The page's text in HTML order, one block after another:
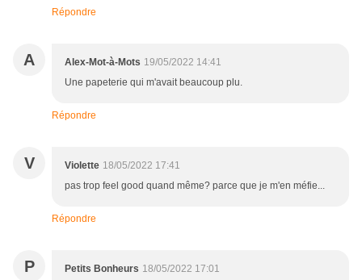
Répondre
A Alex-Mot-à-Mots 19/05/2022 14:41
Une papeterie qui m'avait beaucoup plu.
Répondre
V Violette 18/05/2022 17:41
pas trop feel good quand même? parce que je m'en méfie...
Répondre
P Petits Bonheurs 18/05/2022 17:01